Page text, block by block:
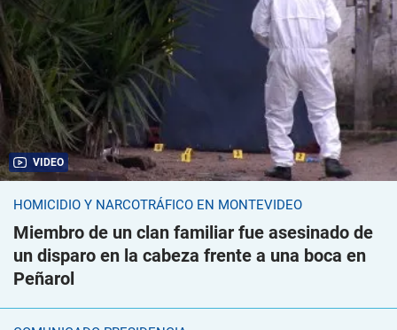
VIDEO
HOMICIDIO Y NARCOTRÁFICO EN MONTEVIDEO
Miembro de un clan familiar fue asesinado de
un disparo en la cabeza frente a una boca en
Peñarol